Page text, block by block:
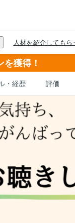
獲得！
・経歴 評価